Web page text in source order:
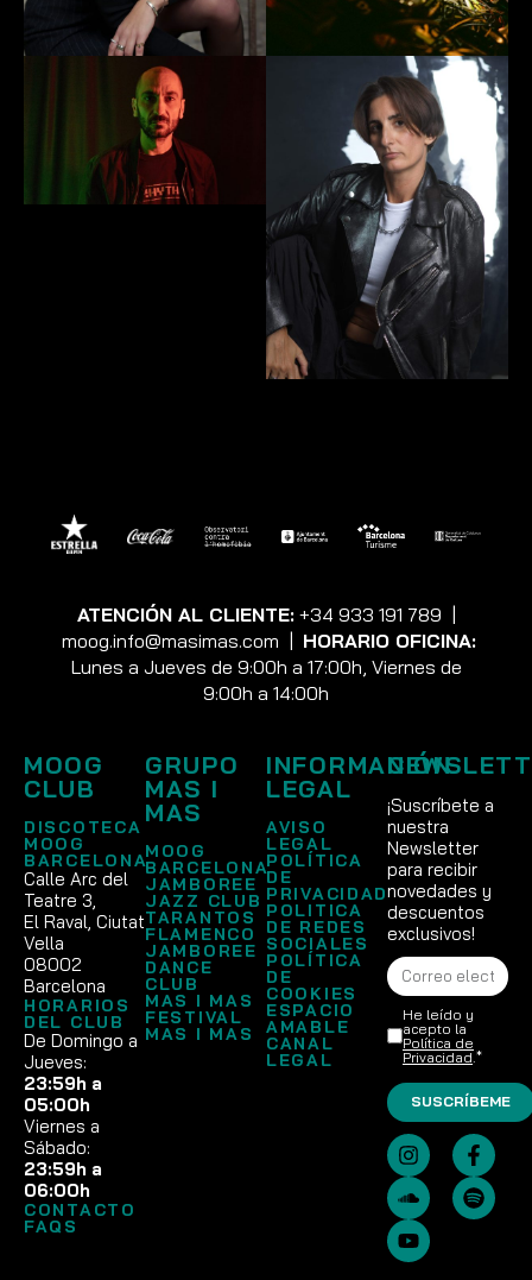
ATENCIÓN AL CLIENTE: +34 933 191 789 |
moog.info@masimas.com | HORARIO OFICINA:
Lunes a Jueves de 9:00h a 17:00h, Viernes de
9:00h a 14:00h
MOOG
CLUB
DISCOTECA
MOOG
BARCELONA
Calle Arc del
Teatre 3,
El Raval, Ciutat
Vella
08002
Barcelona
HORARIOS
DEL CLUB
De Domingo a
Jueves:
23:59h a
05:00h
Viernes a
Sábado:
23:59h a
06:00h
CONTACTO
FAQS
GRUPO
MAS I
MAS
MOOG
BARCELONA
JAMBOREE
JAZZ CLUB
TARANTOS
FLAMENCO
JAMBOREE
DANCE
CLUB
MAS I MAS
FESTIVAL
MAS I MAS
INFORMACIÓN
LEGAL
AVISO
LEGAL
POLÍTICA
DE
PRIVACIDAD
POLITICA
DE REDES
SOCIALES
POLÍTICA
DE
COOKIES
ESPACIO
AMABLE
CANAL
LEGAL
¡Suscríbete a
nuestra
Newsletter
para recibir
novedades y
descuentos
exclusivos!
He leído y
acepto la
Política de
Privacidad.*
SUSCRÍBEME